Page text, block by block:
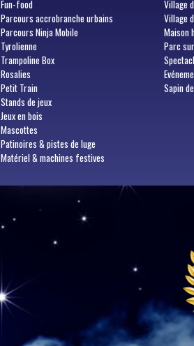
Fun-food
Parcours accrobranche urbains
Parcours Ninja Mobile
Tyrolienne
Trampoline Box
Rosalies
Petit Train
Stands de jeux
Jeux en bois
Mascottes
Patinoires & pistes de luge
Matériel & machines festives
Village
Village
Maison
Parc
Sapin